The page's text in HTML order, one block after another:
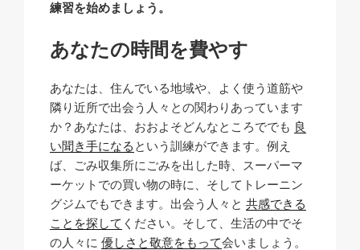
練習を始めましょう。
あなたの時間を費やす
あなたは、住んでいる地域や、よく使う道筋や
隣り近所で出会う人々との関わりあっています
か？あなたは、おおよそどんなところででも 良
い聞き手になる という訓練ができます。例え
ば、ごみ収集所にごみを出した時、スーパーマ
ーケットでの買い物の時に、そしてトレーニン
グジムでもできます。出会う人々と 共感できる
ことを探して ください。そして、生活の中でそ
の人々に 優しさと敬意をもって会いましょう。